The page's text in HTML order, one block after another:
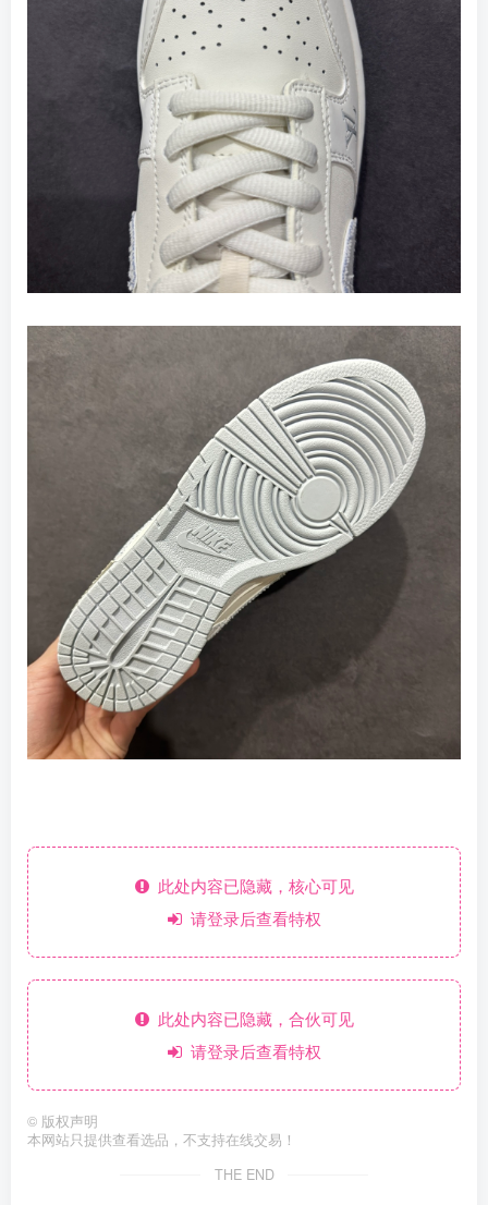
此处内容已隐藏，核心可见
请登录后查看特权
此处内容已隐藏，合伙可见
请登录后查看特权
© 版权声明
本网站只提供查看选品，不支持在线交易！
THE END